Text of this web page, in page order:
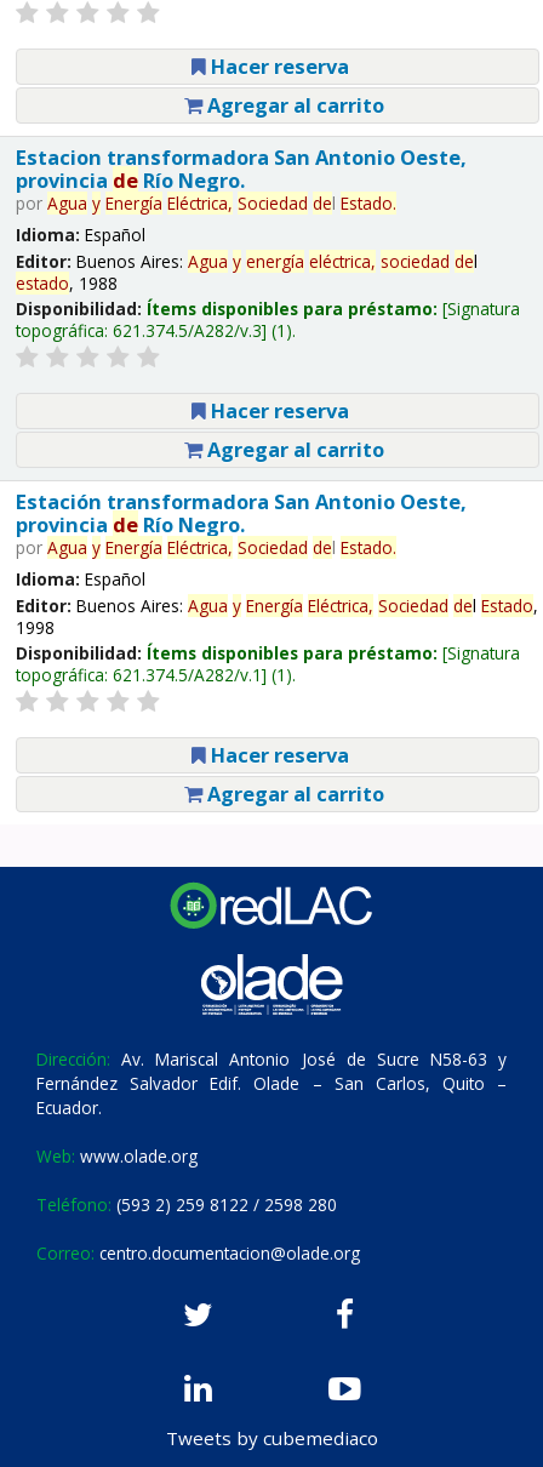
Hacer reserva
Agregar al carrito
Estacion transformadora San Antonio Oeste,
provincia deRío Negro.
por Agua y Energía Eléctrica, Sociedad del Estado.
Idioma: Español
Editor: Buenos Aires: Agua y energía eléctrica, sociedad del
estado, 1988
Disponibilidad: Ítems disponibles para préstamo: Signatura
topográfica: 621.374.5/A282/v.3 (1).
Hacer reserva
Agregar al carrito
Estación transformadora San Antonio Oeste,
provincia deRío Negro.
por Agua y Energía Eléctrica, Sociedad del Estado.
Idioma: Español
Editor: Buenos Aires: Agua y Energía Eléctrica, Sociedad del Estado,
1998
Disponibilidad: Ítems disponibles para préstamo: Signatura
topográfica: 621.374.5/A282/v.1 (1).
Hacer reserva
Agregar al carrito
Dirección: Av. Mariscal Antonio José de Sucre N58-63 y
Fernández Salvador Edif. Olade – San Carlos, Quito –
Ecuador.
Web: www.olade.org
Teléfono: (593 2) 259 8122 / 2598 280
Correo: centro.documentacion@olade.org
Tweets by cubemediaco